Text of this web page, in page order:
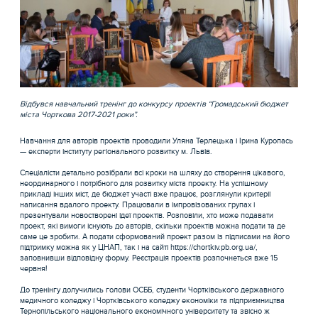
Відбувся навчальний тренінг до конкурсу проектів “Громадський бюджет
міста Чорткова 2017-2021 роки”.
Навчання для авторів проектів проводили Уляна Терлецька і Ірина Куропась
— експерти інституту регіонального розвитку м. Львів.
Спеціалісти детально розібрали всі кроки на шляху до створення цікавого,
неординарного і потрібного для розвитку міста проекту. На успішному
прикладі інших міст, де бюджет участі вже працює, розглянули критерії
написання вдалого проекту. Працювали в імпровізованих групах і
презентували новостворені ідеї проектів. Розповіли, хто може подавати
проект, які вимоги існують до авторів, скільки проектів можна подати та де
саме це зробити. А подати сформований проект разом із підписами на його
підтримку можна як у ЦНАП, так і на сайті https://chortkiv.pb.org.ua/,
заповнивши відповідну форму. Реєстрація проектів розпочнеться вже 15
червня!
До тренінгу долучились голови ОСББ, студенти Чортківського державного
медичного коледжу і Чортківського коледжу економіки та підприємництва
Тернопільського національного економічного університету та звісно ж